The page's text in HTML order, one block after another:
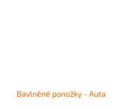
Bavlněné ponožky - Auta